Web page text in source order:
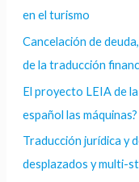
en el turismo
Cancelación de
de la traducción
El proyecto LEIA de
español las máquinas?
Traducción jurídica y
desplazados y multi-